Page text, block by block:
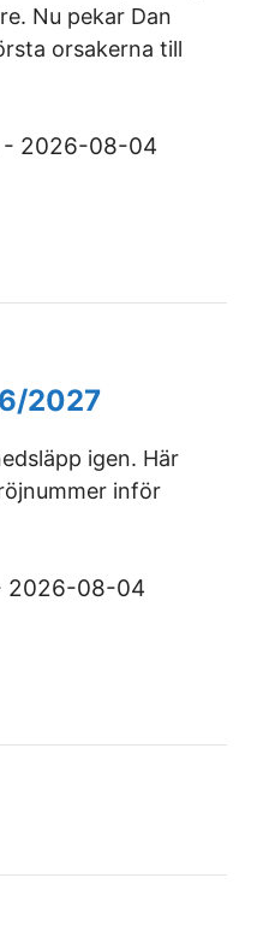
Nu pekar Dan
orsakerna till
- 2026-08-04
2027
igen. Här
inför
2026-08-04